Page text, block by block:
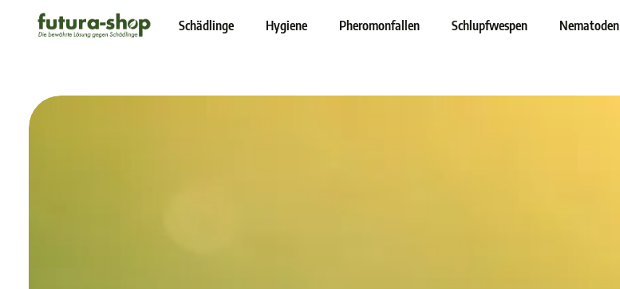
springen Schädlinge Hygiene Pheromonfallen Schlupfwespen Nematoden